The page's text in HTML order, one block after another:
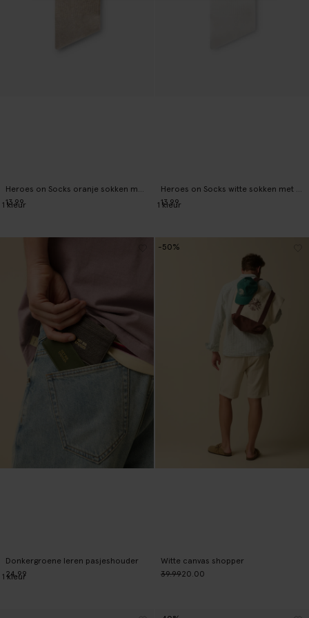
Heroes on Socks oranje sokken met strepen
13.99
1 kleur
Heroes on Socks witte sokken met strepen
13.99
1 kleur
Donkergroene leren pasjeshouder
24.99
1 kleur
Witte canvas shopper
39.9920.00
-50%